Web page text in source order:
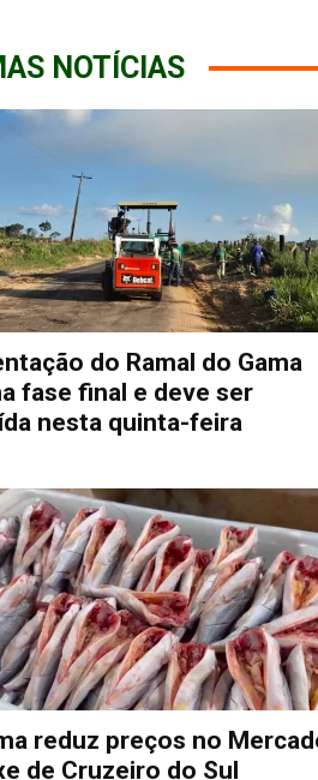
NOTÍCIAS
do Ramal do Gama
fase final e deve ser
nesta quinta-feira
reduz preços no
de Cruzeiro do Sul